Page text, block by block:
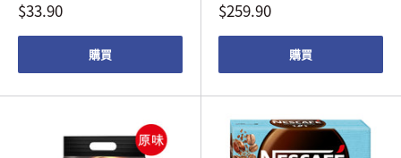
$33.90
購買
$259.90
購買